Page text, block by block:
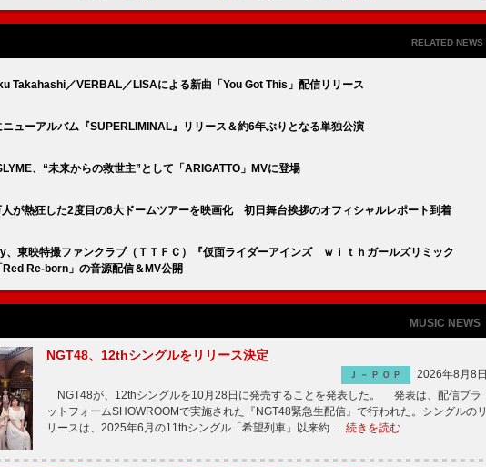
RELATED NEWS
Takahashi／VERBAL／LISAによる新曲「You Got This」配信リリース
ューアルバム『SUPERLIMINAL』リリース＆約6年ぶりとなる単独公演
、“未来からの救世主”として「ARIGATTO」MVに登場
が熱狂した2度目の6大ドームツアーを映画化 初日舞台挨拶のオフィシャルレポート到着
東映特撮ファンクラブ（ＴＴＦＣ）『仮面ライダーアインズ ｗｉｔｈガールズリミック
Red Re-born」の音源配信＆MV公開
MUSIC NEWS
NGT48、12thシングルをリリース決定
Ｊ－ＰＯＰ
2026年8月8日
NGT48が、12thシングルを10月28日に発売することを発表した。 発表は、配信プラ
ットフォームSHOWROOMで実施された『NGT48緊急生配信』で行われた。シングルのリ
リースは、2025年6月の11thシングル「希望列車」以来約 … 続きを読む